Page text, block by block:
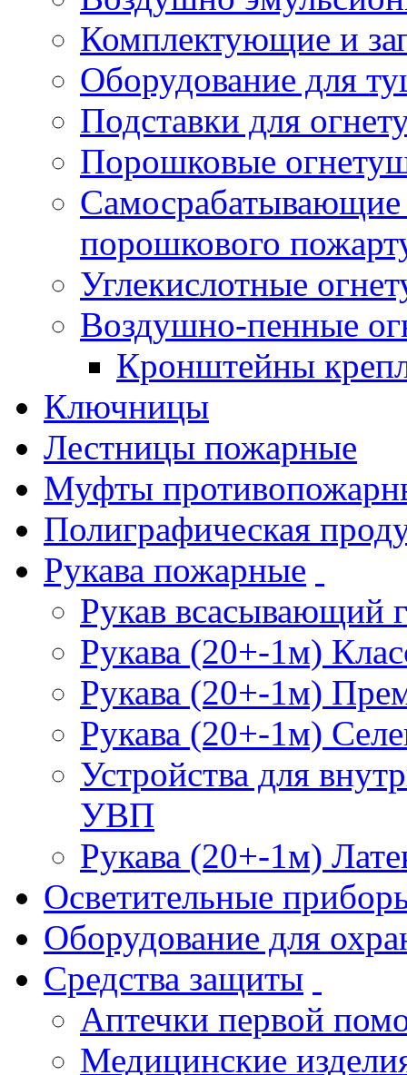
Комплектующие и
Оборудование для
Подставки для
Порошковые
порошкового
Углекислотные
Воздушно-пенные
Кронштейны
Ключницы
Лестницы пожарные
Муфты
Полиграфическая
Рукава пожарные
Рукав всасывающий
Рукава (20+-1м)
Рукава (20+-1м)
Рукава (20+-1м)
Устройства для
УВП
Рукава (20+-1м)
Осветительные
Оборудование для
Средства защиты
Аптечки первой
Медицинские